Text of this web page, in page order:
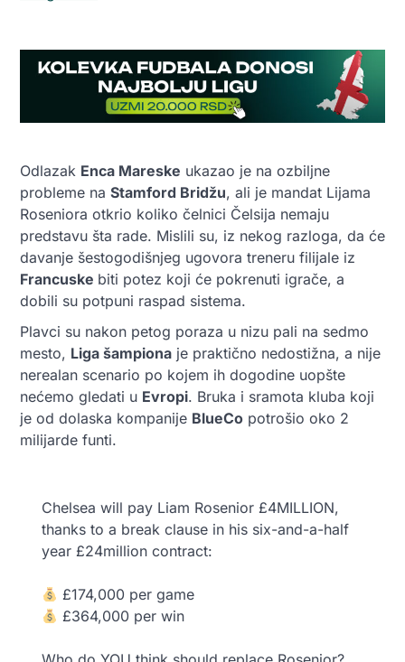
Odlazak Enca Mareske ukazao je na ozbiljne
probleme na Stamford Bridžu, ali je mandat Lijama
Roseniora otkrio koliko čelnici Čelsija nemaju
predstavu šta rade. Mislili su, iz nekog razloga, da će
davanje šestogodišnjeg ugovora treneru filijale iz
Francuske biti potez koji će pokrenuti igrače, a
dobili su potpuni raspad sistema.
Plavci su nakon petog poraza u nizu pali na sedmo
mesto, Liga šampiona je praktično nedostižna, a nije
nerealan scenario po kojem ih dogodine uopšte
nećemo gledati u Evropi. Bruka i sramota kluba koji
je od dolaska kompanije BlueCo potrošio oko 2
milijarde funti.
Chelsea will pay Liam Rosenior £4MILLION,
thanks to a break clause in his six-and-a-half
year £24million contract:
£174,000 per game
£364,000 per win